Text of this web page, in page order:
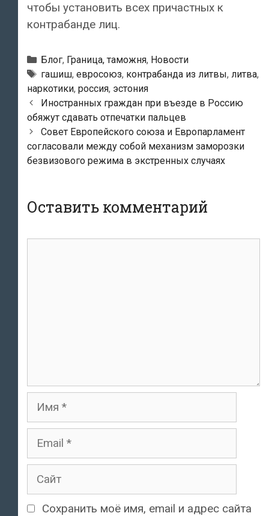
чтобы установить всех причастных к
контрабанде лиц.
Рубрики
Блог, Граница, таможня, Новости
Метки
гашиш, евросоюз, контрабанда из литвы, литва,
наркотики, россия, эстония
Навигация
по
записям
Иностранных граждан при въезде в Россию
обяжут сдавать отпечатки пальцев
Совет Европейского союза и Европарламент
согласовали между собой механизм заморозки
безвизового режима в экстренных случаях
Оставить комментарий
Имя
Email
Сайт
Сохранить моё имя, email и адрес сайта